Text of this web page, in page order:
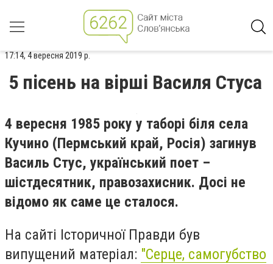
17:14, 4 вересня 2019 р.
5 пісень на вірші Василя Стуса
4 вересня 1985 року у таборі біля села
Кучино (Пермський край, Росія) загинув
Василь Стус, український поет –
шістдесятник, правозахисник. Досі не
відомо як саме це сталося.
На сайті Історичної Правди був
випущений матеріал: "Серце, самогубство